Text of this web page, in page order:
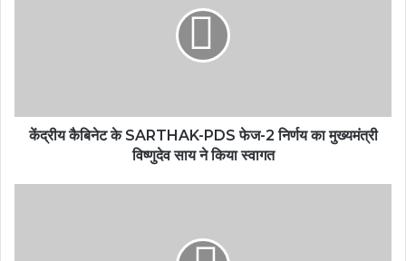
केंद्रीय कैबिनेट के SARTHAK-PDS फेज-2 निर्णय का मुख्यमंत्री
विष्णुदेव साय ने किया स्वागत